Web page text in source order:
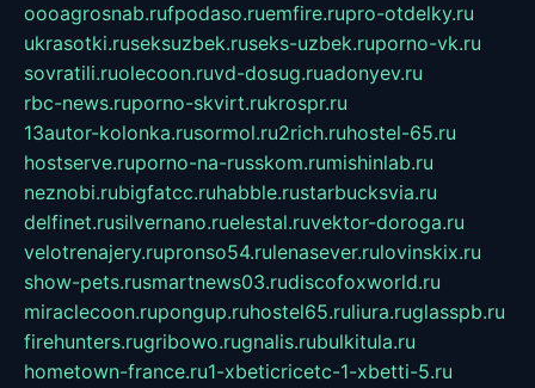
oooagrosnab.rufpodaso.ruemfire.rupro-otdelky.ru
ukrasotki.ruseksuzbek.ruseks-uzbek.ruporno-vk.ru
sovratili.ruolecoon.ruvd-dosug.ruadonyev.ru
rbc-news.ruporno-skvirt.rukrospr.ru
13autor-kolonka.rusormol.ru2rich.ruhostel-65.ru
hostserve.ruporno-na-russkom.rumishinlab.ru
neznobi.rubigfatcc.ruhabble.rustarbucksvia.ru
delfinet.rusilvernano.ruelestal.ruvektor-doroga.ru
velotrenajery.rupronso54.rulenasever.rulovinskix.ru
show-pets.rusmartnews03.rudiscofoxworld.ru
miraclecoon.rupongup.ruhostel65.ruliura.ruglasspb.ru
firehunters.rugribowo.rugnalis.rubulkitula.ru
hometown-france.ru1-xbeticricetc-1-xbetti-5.ru